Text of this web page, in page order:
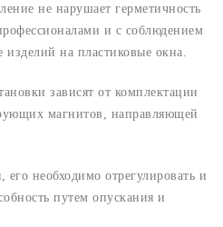
не нарушает герметичность
и с соблюдением
на пластиковые окна.
зависят от комплектации
магнитов, направляющей
его необходимо отрегулировать и
путем опускания и